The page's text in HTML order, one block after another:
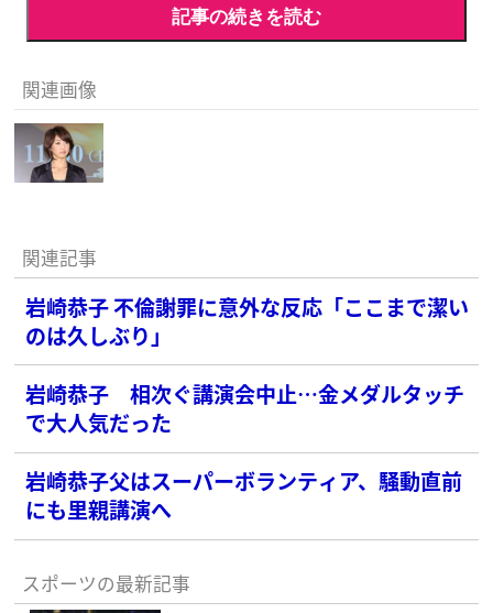
記事の続きを読む
関連画像
関連記事
岩崎恭子 不倫謝罪に意外な反応「ここまで潔い
のは久しぶり」
岩崎恭子 相次ぐ講演会中止…金メダルタッチ
で大人気だった
岩崎恭子父はスーパーボランティア、騒動直前
にも里親講演へ
スポーツの最新記事